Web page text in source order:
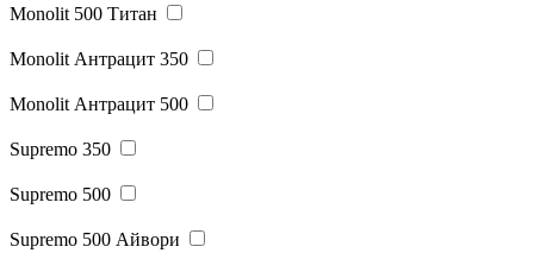
Monolit 500 Титан
Monolit Антрацит 350
Monolit Антрацит 500
Supremo 350
Supremo 500
Supremo 500 Айвори